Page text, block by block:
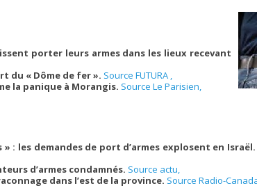
porter leurs armes dans les lieux recevant
du « Dôme de fer ». Source FUTURA ,
la panique à Morangis. Source Le Parisien,
: les demandes de port d’armes explosent en Israël.
d’armes condamnés. Source actu,
dans l’est de la province. Source Radio-